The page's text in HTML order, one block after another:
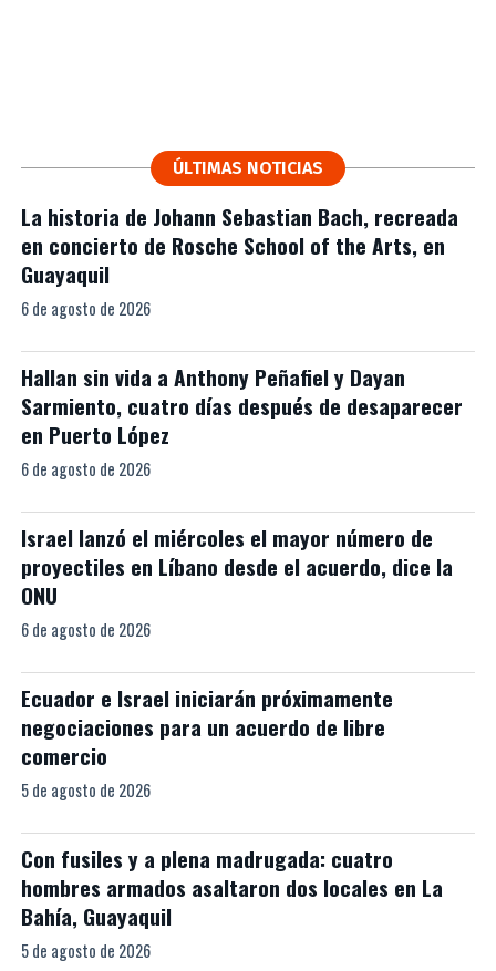
ÚLTIMAS NOTICIAS
La historia de Johann Sebastian Bach, recreada
en concierto de Rosche School of the Arts, en
Guayaquil
6 de agosto de 2026
Hallan sin vida a Anthony Peñafiel y Dayan
Sarmiento, cuatro días después de desaparecer
en Puerto López
6 de agosto de 2026
Israel lanzó el miércoles el mayor número de
proyectiles en Líbano desde el acuerdo, dice la
ONU
6 de agosto de 2026
Ecuador e Israel iniciarán próximamente
negociaciones para un acuerdo de libre
comercio
5 de agosto de 2026
Con fusiles y a plena madrugada: cuatro
hombres armados asaltaron dos locales en La
Bahía, Guayaquil
5 de agosto de 2026